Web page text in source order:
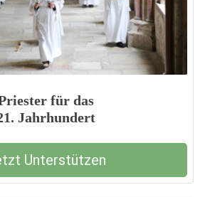
für das
Jahrhundert
Unterstützen